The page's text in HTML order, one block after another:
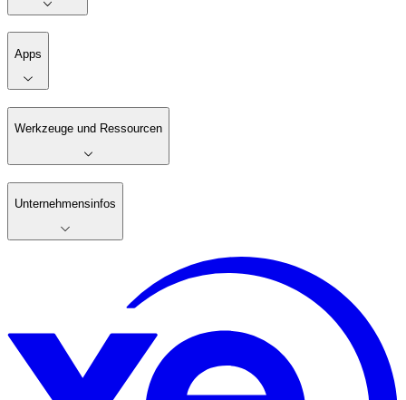
Apps
Werkzeuge und Ressourcen
Unternehmensinfos